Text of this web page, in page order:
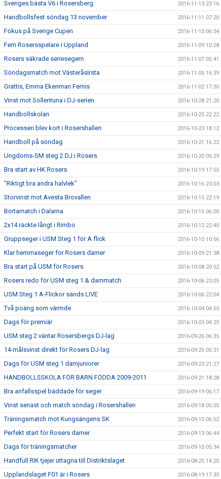
Sveriges bästa V6 i Rosersberg 2016-11-13 23:16
Handbollsfest söndag 13 november 2016-11-11 07:20
Fokus på Sverige Cupen 2016-11-10 06:34
Fem Rosersspelare i Uppland 2016-11-09 10:28
Rosers säkrade seriesegern 2016-11-07 05:41
Söndagsmatch mot VästeråsIrsta 2016-11-05 16:39
Grattis, Emma Ekenman Fernis 2016-11-02 17:30
Vinst mot Sollentuna i DJ-serien 2016-10-28 21:20
Handbollskolan 2016-10-25 22:22
Processen blev kort i Rosershallen 2016-10-23 18:12
Handboll på söndag 2016-10-21 16:22
Ungdoms-SM steg 2 DJ i Rosers 2016-10-20 05:29
Bra start av HK Rosers 2016-10-19 17:55
"Riktigt bra andra halvlek" 2016-10-16 23:03
Storvinst mot Avesta Brovallen 2016-10-15 22:19
Bortamatch i Dalarna 2016-10-15 06:00
2x14 räckte långt i Rimbo 2016-10-12 22:40
Gruppseger i USM Steg 1 för A flick 2016-10-10 10:56
Klar hemmaseger för Rosers damer 2016-10-09 21:38
Bra start på USM för Rosers 2016-10-08 20:52
Rosers redo för USM steg 1 & dammatch 2016-10-06 23:05
USM Steg 1 A-Flickor sänds LIVE 2016-10-06 22:04
Två poäng som värmde 2016-10-04 04:55
Dags för premiär 2016-10-03 04:25
USM steg 2 väntar Rosersbergs DJ-lag 2016-09-26 06:35
14-målsvinst direkt för Rosers DJ-lag 2016-09-25 05:31
Dags för USM steg 1 damjuniorer 2016-09-23 21:27
HANDBOLLSSKOLA FÖR BARN FÖDDA 2009-2011 2016-09-21 18:28
Bra anfallsspel bäddade för seger 2016-09-19 06:17
Vinst senast och match söndag i Rosershallen 2016-09-18 05:05
Träningsmatch mot Kungsängens SK 2016-09-15 06:52
Perfekt start för Rosers damer 2016-09-13 06:44
Dags för träningsmatcher 2016-09-10 05:34
Handfull RIK tjejer uttagna till Distriktslaget 2016-08-25 14:20
Upplandslaget F01 är i Rosers 2016-08-19 17:35